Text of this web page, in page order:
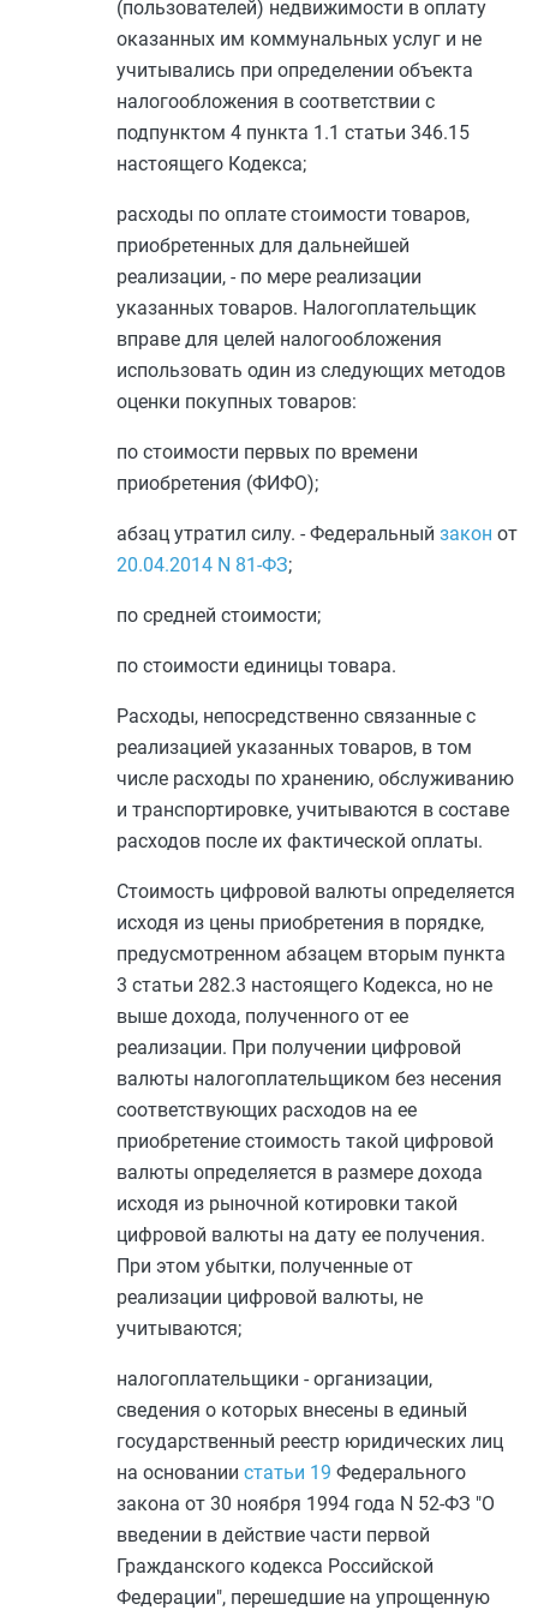
(пользователей) недвижимости в оплату
оказанных им коммунальных услуг и не
учитывались при определении объекта
налогообложения в соответствии с
подпунктом 4 пункта 1.1 статьи 346.15
настоящего Кодекса;
расходы по оплате стоимости товаров,
приобретенных для дальнейшей
реализации, - по мере реализации
указанных товаров. Налогоплательщик
вправе для целей налогообложения
использовать один из следующих методов
оценки покупных товаров:
по стоимости первых по времени
приобретения (ФИФО);
абзац утратил силу. - Федеральный закон от
20.04.2014 N 81-ФЗ;
по средней стоимости;
по стоимости единицы товара.
Расходы, непосредственно связанные с
реализацией указанных товаров, в том
числе расходы по хранению, обслуживанию
и транспортировке, учитываются в составе
расходов после их фактической оплаты.
Стоимость цифровой валюты определяется
исходя из цены приобретения в порядке,
предусмотренном абзацем вторым пункта
3 статьи 282.3 настоящего Кодекса, но не
выше дохода, полученного от ее
реализации. При получении цифровой
валюты налогоплательщиком без несения
соответствующих расходов на ее
приобретение стоимость такой цифровой
валюты определяется в размере дохода
исходя из рыночной котировки такой
цифровой валюты на дату ее получения.
При этом убытки, полученные от
реализации цифровой валюты, не
учитываются;
налогоплательщики - организации,
сведения о которых внесены в единый
государственный реестр юридических лиц
на основании статьи 19 Федерального
закона от 30 ноября 1994 года N 52-ФЗ "О
введении в действие части первой
Гражданского кодекса Российской
Федерации", перешедшие на упрощенную